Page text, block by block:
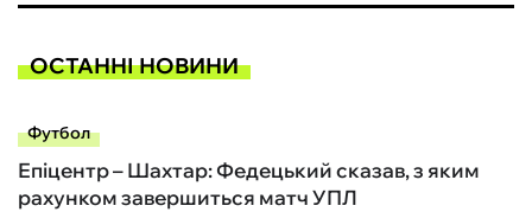
ОСТАННІ НОВИНИ
Футбол
Епіцентр – Шахтар: Федецький сказав, з яким
рахунком завершиться матч УПЛ